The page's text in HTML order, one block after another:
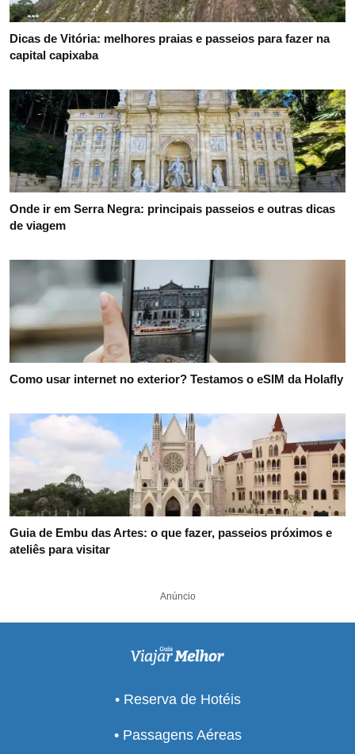
Dicas de Vitória: melhores praias e passeios para fazer na
capital capixaba
Onde ir em Serra Negra: principais passeios e outras dicas
de viagem
Como usar internet no exterior? Testamos o eSIM da Holafly
Guia de Embu das Artes: o que fazer, passeios próximos e
ateliês para visitar
Anúncio
• Reserva de Hotéis
• Passagens Aéreas